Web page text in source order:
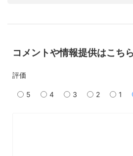
コメントや情報提供はこちら
評価
5 4 3 2 1